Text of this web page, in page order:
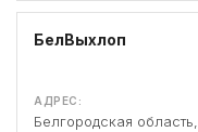
БелВыхлоп
АДРЕС:
Белгородская область,